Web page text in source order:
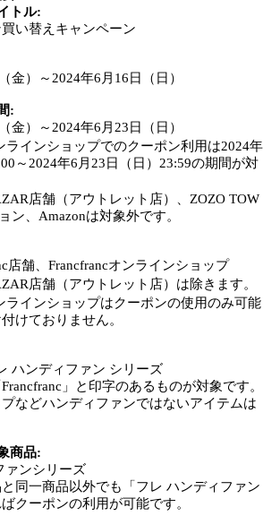
トル:
い替えキャンペーン
金）～2024年6月16日（日）
:
金）～2024年6月23日（日）
インショップでのクーポン利用は2024年
～2024年6月23日（日）23:59の期間が対
店舗（アウトレット店）、ZOZO TOW
ン、Amazonは対象外です。
店舗、Francfrancオンラインショップ
店舗（アウトレット店）は除きます。
インショップはクーポンの使用のみ可能
けておりません。
ハンディファン シリーズ
」と印字のあるものが対象です。
などハンディファンではないアイテムは
商品:
ンシリーズ
同一商品以外でも「フレ ハンディファン
クーポンの利用が可能です。